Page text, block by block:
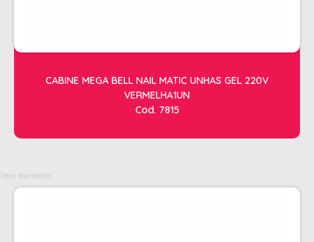
ALCOOL
DETERGENTE ENZIMÁTICO
LUVAS + MASCARAS
CABINE MEGA BELL NAIL MATIC UNHAS GEL 220V
VERMELHA1UN
Cod. 7815
Veja também: